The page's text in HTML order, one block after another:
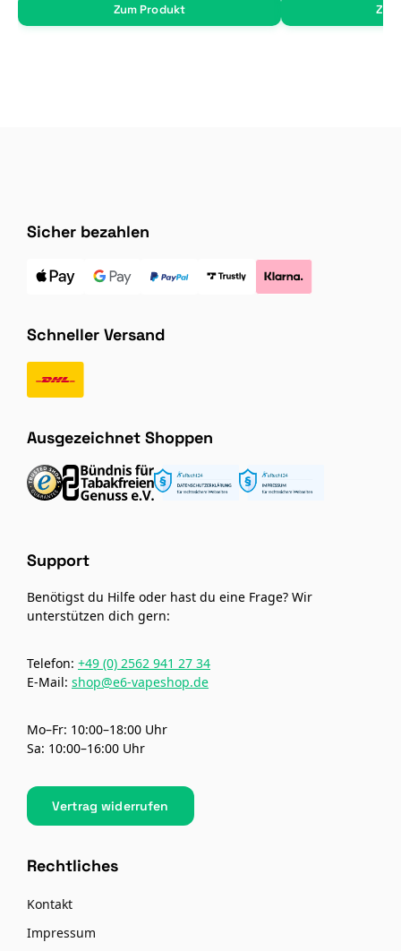
Zum Produkt
Sicher bezahlen
Schneller Versand
Ausgezeichnet Shoppen
Support
Benötigst du Hilfe oder hast du eine Frage? Wir
unterstützen dich gern:
Telefon: +49 (0) 2562 941 27 34
E-Mail: shop@e6-vapeshop.de
Mo–Fr: 10:00–18:00 Uhr
Sa: 10:00–16:00 Uhr
Vertrag widerrufen
Rechtliches
Kontakt
Impressum